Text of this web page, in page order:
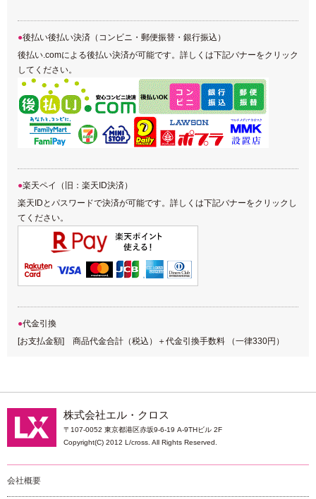
後払い後払い決済（コンビニ・郵便振替・銀行振込）
後払い.comによる後払い決済が可能です。詳しくは下記バナーをクリック
してください。
楽天ペイ（旧：楽天ID決済）
楽天IDとパスワードで決済が可能です。詳しくは下記バナーをクリックし
てください。
代金引換
[お支払金額] 商品代金合計（税込）＋代金引換手数料 （一律330円）
株式会社エル・クロス
〒107-0052 東京都港区赤坂9-6-19 A-9THビル 2F
Copyright(C) 2012 L/cross. All Rights Reserved.
会社概要